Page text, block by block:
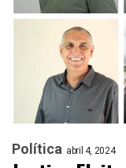
Política abril 4, 2024